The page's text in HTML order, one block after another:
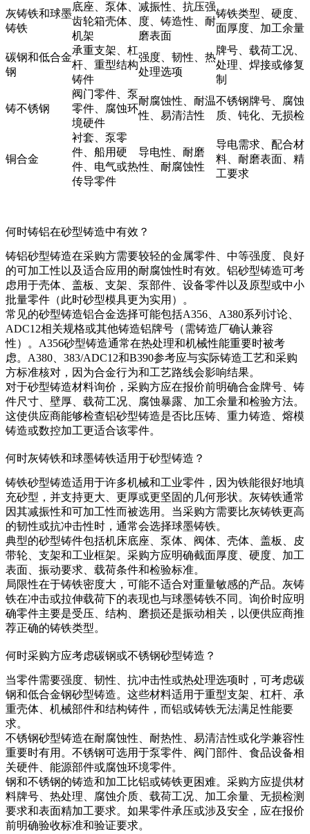
灰铸铁和球墨
铸铁
底座、泵体、
齿轮箱壳体、
机架
减振性、抗压强
度、铸造性、耐
磨表面
铸铁类型、硬度、
面厚度、加工余量
碳钢和低合金
钢
承重支架、杠
杆、重型结构
铸件
强度、韧性、热
处理选项
牌号、载荷工况、
处理、焊接或修复
制
铸不锈钢
阀门零件、泵
零件、腐蚀环
境硬件
耐腐蚀性、耐温
性、易清洁性
不锈钢牌号、腐蚀
质、钝化、无损检
铜合金
衬套、泵零
件、船用硬
件、电气或热
传导零件
导电性、耐磨
性、耐腐蚀性
导电需求、配合材
料、耐磨表面、精
工要求
何时铸铝在砂型铸造中有效？
铸铝砂型铸造在采购方需要较轻的金属零件、中等强度、良好
的可加工性以及适合应用的耐腐蚀性时有效。铝砂型铸造可考
虑用于壳体、盖板、支架、泵部件、设备零件以及原型或中小
批量零件（此时砂型模具更为实用）。
常见的砂型铸造铝合金选择可能包括A356、A380系列讨论、
ADC12相关规格或其他铸造铝牌号（需铸造厂确认兼容
性）。 A356砂型铸造通常在热处理和机械性能重要时被考
虑。A380、383/ADC12和B390参考应与实际铸造工艺和采购
方标准核对，因为合金行为和工艺路线会影响结果。
对于砂型铸造材料询价，采购方应在报价前明确合金牌号、铸
件尺寸、壁厚、载荷工况、腐蚀暴露、加工余量和检验方法。
这使供应商能够检查铝砂型铸造是否比压铸、重力铸造、熔模
铸造或数控加工更适合该零件。
何时灰铸铁和球墨铸铁适用于砂型铸造？
铸铁砂型铸造适用于许多机械和工业零件，因为铁能很好地填
充砂型，并支持更大、更厚或更坚固的几何形状。灰铸铁通常
因其减振性和可加工性而被选用。当采购方需要比灰铸铁更高
的韧性或抗冲击性时，通常会选择球墨铸铁。
典型的砂型铸件包括机床底座、泵体、阀体、壳体、盖板、皮
带轮、支架和工业框架。采购方应明确截面厚度、硬度、加工
表面、振动要求、载荷条件和检验标准。
局限性在于铸铁密度大，可能不适合对重量敏感的产品。灰铸
铁在冲击或拉伸载荷下的表现也与球墨铸铁不同。询价时应明
确零件主要是受压、结构、磨损还是振动相关，以便供应商推
荐正确的铸铁类型。
何时采购方应考虑碳钢或不锈钢砂型铸造？
当零件需要强度、韧性、抗冲击性或热处理选项时，可考虑碳
钢和低合金钢砂型铸造。这些材料适用于重型支架、杠杆、承
重壳体、机械部件和结构铸件，而铝或铸铁无法满足性能要
求。
不锈钢砂型铸造在耐腐蚀性、耐热性、易清洁性或化学兼容性
重要时有用。不锈钢可选用于泵零件、阀门部件、食品设备相
关硬件、能源部件或腐蚀环境零件。
钢和不锈钢的铸造和加工比铝或铸铁更困难。采购方应提供材
料牌号、热处理、腐蚀介质、载荷工况、加工余量、无损检测
要求和表面精加工要求。如果零件承压或涉及安全，应在报价
前明确验收标准和验证要求。